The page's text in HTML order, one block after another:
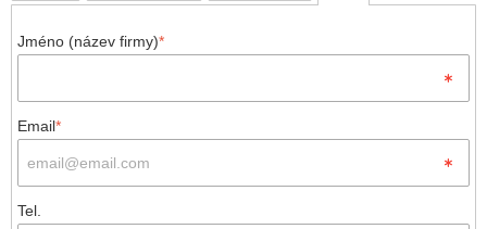
Jméno (název firmy)*
Email*
Tel.